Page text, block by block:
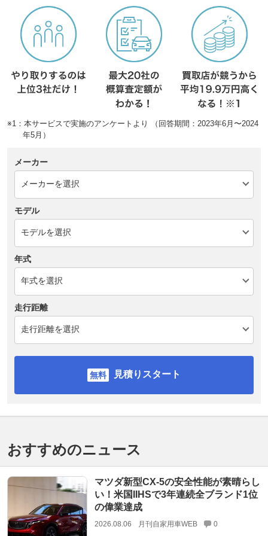
※1：本サービスで実施のアンケートより （回答期間：2023年6月〜2024
年5月）
メーカー
モデル
年式
走行距離
見積りスタート
おすすめのニュース
マツダ新型CX-5の安全性能が素晴らし
い！米国IIHSで3年連続全ブランド1位
の偉業達成
2026.08.06 月刊自家用車WEB 0